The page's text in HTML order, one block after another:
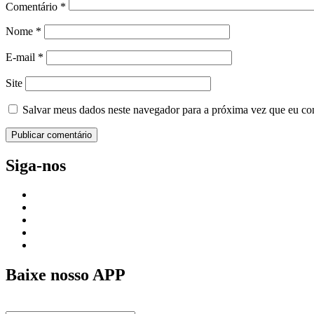
Comentário *
Nome *
E-mail *
Site
Salvar meus dados neste navegador para a próxima vez que eu
Siga-nos
Baixe nosso APP